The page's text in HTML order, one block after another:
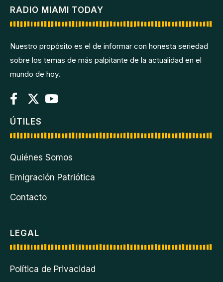
RADIO MIAMI TODAY
Nuestro propósito es el de informar con honesta seriedad
sobre los temas de más palpitante de la actualidad en el
mundo de hoy.
ÚTILES
Quiénes Somos
Emigración Patriótica
Contacto
LEGAL
Política de Privacidad